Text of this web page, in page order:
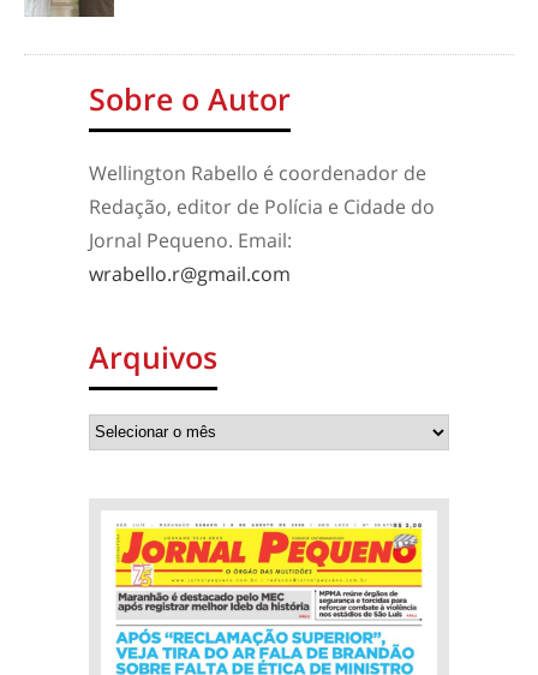
Sobre o Autor
Wellington Rabello é coordenador de
Redação, editor de Polícia e Cidade do
Jornal Pequeno. Email:
wrabello.r@gmail.com
Arquivos